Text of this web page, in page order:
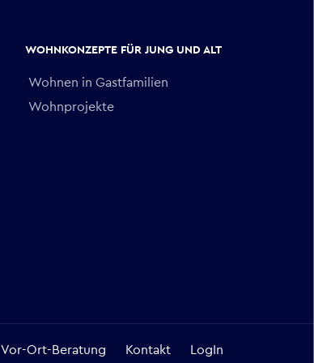
WOHNKONZEPTE FÜR JUNG UND ALT
Wohnen in Gastfamilien
Wohnprojekte
Vor-Ort-Beratung Kontakt LogIn